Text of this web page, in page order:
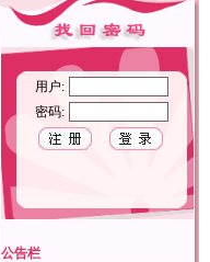
用户:
密码:
公告栏